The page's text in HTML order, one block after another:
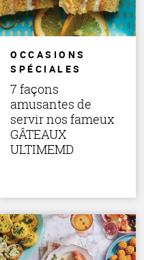
OCCASIONS
SPÉCIALES
7 façons
amusantes de
servir nos fameux
GÂTEAUX
ULTIMEMD